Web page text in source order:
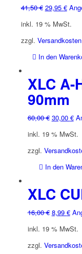
41,50€
war:
41,50 €
29,95 €
ist:
29,95
inkl. 19 % MwSt.
zzgl. Versandkosten
In den
XLC A-
90mm
60,00€
war:
60,00 €
30,00 €
ist:
inkl. 19 % MwSt.
zzgl.
In den
XLC
16,00€
war:
16,00 €
8,99 €
ist:
inkl. 19 % MwSt.
zzgl.